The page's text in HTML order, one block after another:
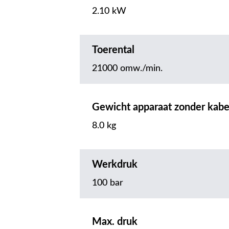
2.10 kW
Toerental
21000 omw./min.
Gewicht apparaat zonder
8.0 kg
Werkdruk
100 bar
Max. druk